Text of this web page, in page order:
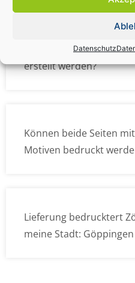
Datenschutz
Wie müssen die
erstellt werden?
Können beide Seiten
Motiven bedruckt
Lieferung bedrucktert
meine Stadt: Göppingen